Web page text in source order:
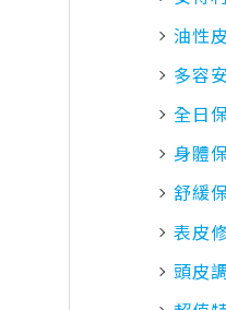
油性
多容
全日
身體
舒緩
表皮
頭皮